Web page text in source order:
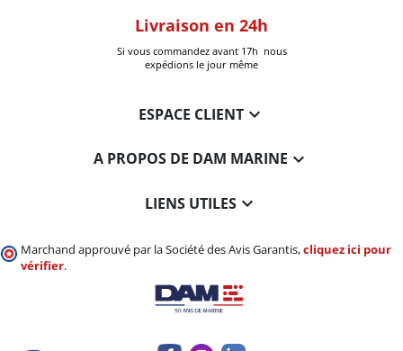
Livraison en 24h
Si vous commandez avant 17h nous
expédions le jour même
ESPACE CLIENT
A PROPOS DE DAM MARINE 
LIENS UTILES 
Marchand approuvé par la Société des Avis Garantis,cliquez ici pour
vérifier.